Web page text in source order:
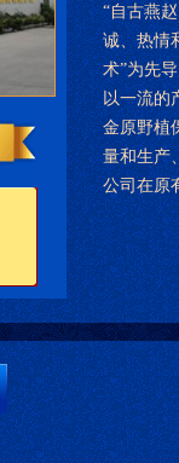
“自古燕
诚、热情
术”为先
以一流的
金原野植
量和生产
公司在原